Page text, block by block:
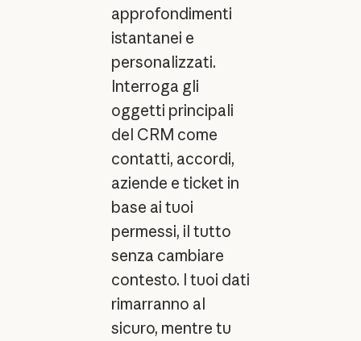
approfondimenti
istantanei e
personalizzati.
Interroga gli
oggetti principali
del CRM come
contatti, accordi,
aziende e ticket in
base ai tuoi
permessi, il tutto
senza cambiare
contesto. I tuoi dati
rimarranno al
sicuro, mentre tu